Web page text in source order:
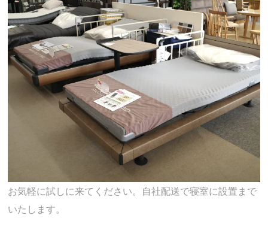
お気軽に試しに来てください。自社配送で寝室に設置まで
いたします。